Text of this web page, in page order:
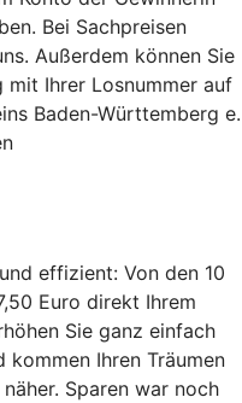
Bei Sachpreisen
Außerdem können Sie
mit Ihrer Losnummer auf
Baden-Württemberg e.
effizient: Von den 10
Euro direkt Ihrem
Sie ganz einfach
kommen Ihren Träumen
Sparen war noch